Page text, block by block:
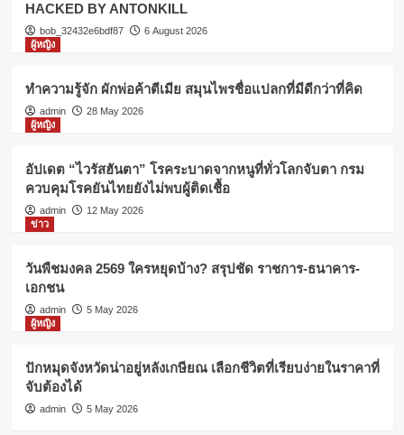
HACKED BY ANTONKILL
bob_32432e6bdf87
6 August 2026
ผู้หญิง
ทำความรู้จัก ผักพ่อค้าตีเมีย สมุนไพรชื่อแปลกที่มีดีกว่าที่คิด
admin
28 May 2026
ผู้หญิง
อัปเดต “ไวรัสฮันตา” โรคระบาดจากหนูที่ทั่วโลกจับตา กรม
ควบคุมโรคยันไทยยังไม่พบผู้ติดเชื้อ
admin
12 May 2026
ข่าว
วันพืชมงคล 2569 ใครหยุดบ้าง? สรุปชัด ราชการ-ธนาคาร-
เอกชน
admin
5 May 2026
ผู้หญิง
ปักหมุดจังหวัดน่าอยู่หลังเกษียณ เลือกชีวิตที่เรียบง่ายในราคาที่
จับต้องได้
admin 5 May 2026